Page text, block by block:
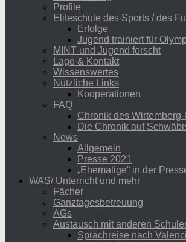
Profile
Eliteschule des Sports / des
Erfolge
Jugend trainiert für
MINT und Jugend forscht
Lage & Kontakt
Wissenswertes
Nützliche Links
Kooperationen
FAQ
Chronik des
Die Chronik auf
News
Allgemein
Presse 2021
„Ehemalige“ in der
WAS/ Unterricht und mehr
Fächer
Ganztagesbetreuung
AGs
Austausch mit anderen
Sprachreise nach